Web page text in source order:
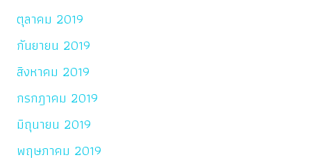
ตุลาคม 2019
กันยายน 2019
สิงหาคม 2019
กรกฎาคม 2019
มิถุนายน 2019
พฤษภาคม 2019